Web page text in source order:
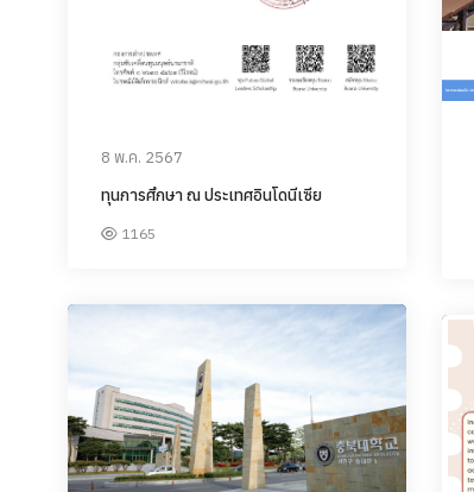
8 พ.ค. 2567
ทุนการศึกษา ณ ประเทศอินโดนีเซีย
1165